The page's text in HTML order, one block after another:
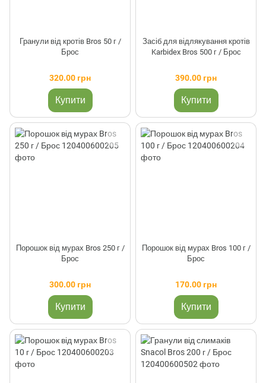
Гранули від кротів Bros 50 г /
Брос
320.00 грн
Купити
Засіб для відлякування кротів
Karbidex Bros 500 г / Брос
390.00 грн
Купити
Порошок від мурах Bros 250 г /
Брос
300.00 грн
Купити
Порошок від мурах Bros 100 г /
Брос
170.00 грн
Купити